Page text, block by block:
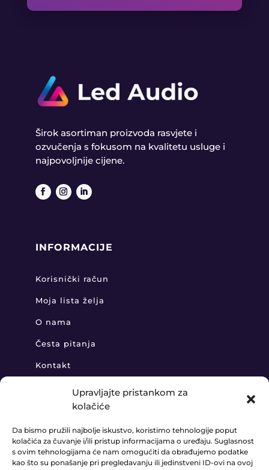
Upravljajte pristankom za
kolačiće
Da bismo pružili najbolje iskustvo, koristimo tehnologije poput
kolačića za čuvanje i/ili pristup informacijama o uređaju. Suglasnost
s ovim tehnologijama će nam omogućiti da obrađujemo podatke
kao što su ponašanje pri pregledavanju ili jedinstveni ID-ovi na ovoj
Širok asortiman proizvoda rasvjete i
ozvučenja s fokusom na kvalitetu usluge i
najpovoljnije cijene.
INFORMACIJE
Korisnički račun
Moja lista želja
O nama
Česta pitanja
Kontakt
 +385 91 888 6406